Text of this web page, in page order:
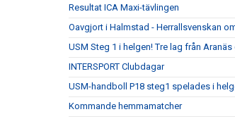
Resultat ICA Maxi-tävlingen
Oavgjort i Halmstad - Herrallsvenskan
USM Steg 1 i helgen! Tre lag från
INTERSPORT Clubdagar
USM-handboll P18 steg1 spelades i
Kommande hemmamatcher